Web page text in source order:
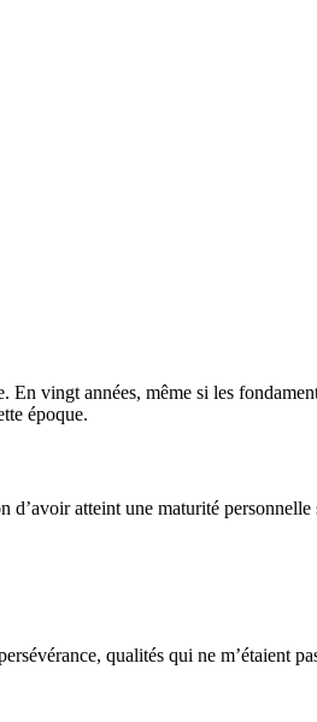
vingt années, même si les
époque.
atteint une maturité
qualités qui ne m’étaient